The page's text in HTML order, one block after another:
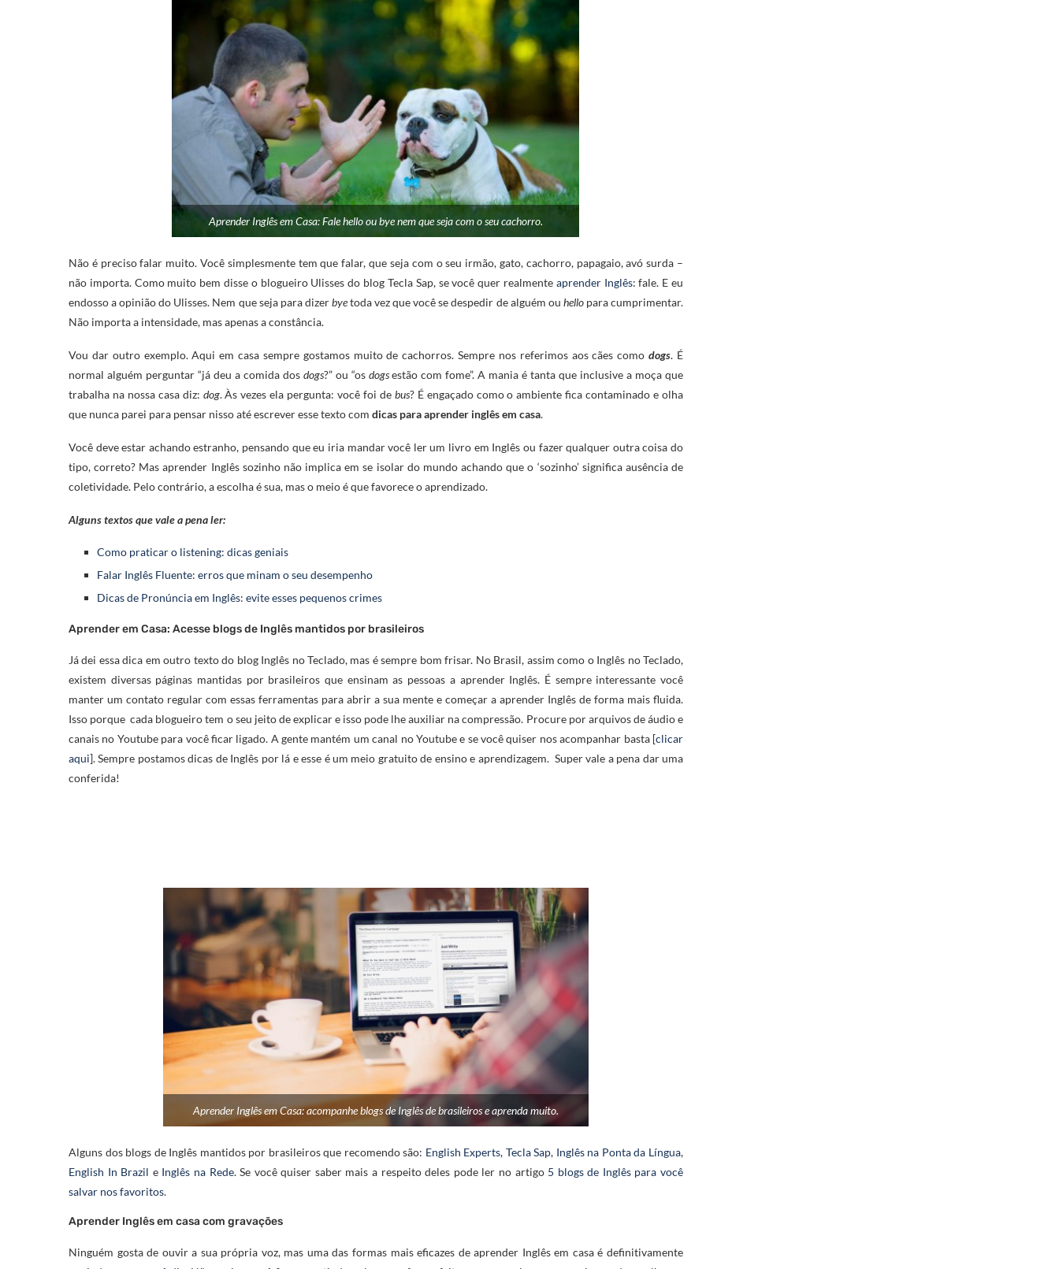
Aprender Inglês em Casa: Fale hello ou bye nem que seja com o seu cachorro.
Não é preciso falar muito. Você simplesmente tem que falar, que seja com o seu irmão, gato, cachorro, papagaio, avó surda –
não importa. Como muito bem disse o blogueiro Ulisses do blog Tecla Sap, se você quer realmente aprender Inglês: fale. E eu
endosso a opinião do Ulisses. Nem que seja para dizerbyetoda vez que você se despedir de alguém ou hellopara cumprimentar.
Não importa a intensidade, mas apenas a constância.
Vou dar outro exemplo. Aqui em casa sempre gostamos muito de cachorros. Sempre nos referimos aos cães comodogs. É
normal alguém perguntar “já deu a comida dos dogs?” ou “os dogsestão com fome”. A mania é tanta que inclusive a moça que
trabalha na nossa casa diz: dog. Às vezes ela pergunta: você foi de bus? É engaçado como o ambiente fica contaminado e olha
que nunca parei para pensar nisso até escrever esse texto com dicas para aprender inglês em casa.
Você deve estar achando estranho, pensando que eu iria mandar você ler um livro em Inglês ou fazer qualquer outra coisa do
tipo, correto? Mas aprender Inglês sozinho não implica em se isolar do mundo achando que o ‘sozinho’ significa ausência de
coletividade. Pelo contrário, a escolha é sua, mas o meio é que favorece o aprendizado.
Alguns textos que vale a pena ler:
Como praticar o listening: dicas geniais
Falar Inglês Fluente: erros que minam o seu desempenho
Dicas de Pronúncia em Inglês: evite esses pequenos crimes
Aprender em Casa: Acesse blogs de Inglês mantidos por brasileiros
Já dei essa dica em outro texto do blog Inglês no Teclado, mas é sempre bom frisar. No Brasil, assim como o Inglês no Teclado,
existem diversas páginas mantidas por brasileiros que ensinam as pessoas a aprender Inglês. É sempre interessante você
manter um contato regular com essas ferramentas para abrir a sua mente e começar a aprender Inglês de forma mais fluida.
Isso porque cada blogueiro tem o seu jeito de explicar e isso pode lhe auxiliar na compressão. Procure por arquivos de áudio e
canais no Youtube para você ficar ligado. A gente mantém um canal no Youtube e se você quiser nos acompanhar basta [clicar
aqui]. Sempre postamos dicas de Inglês por lá e esse é um meio gratuito de ensino e aprendizagem. Super vale a pena dar uma
conferida!
Aprender Inglês em Casa: acompanhe blogs de Inglês de brasileiros e aprenda muito.
Alguns dos blogs de Inglês mantidos por brasileiros que recomendo são: English Experts, Tecla Sap, Inglês na Ponta da Língua,
English In Brazil e Inglês na Rede. Se você quiser saber mais a respeito deles pode ler no artigo 5 blogs de Inglês para você
salvar nos favoritos.
Aprender Inglês em casa com gravações
Ninguém gosta de ouvir a sua própria voz, mas uma das formas mais eficazes de aprender Inglês em casa é definitivamente